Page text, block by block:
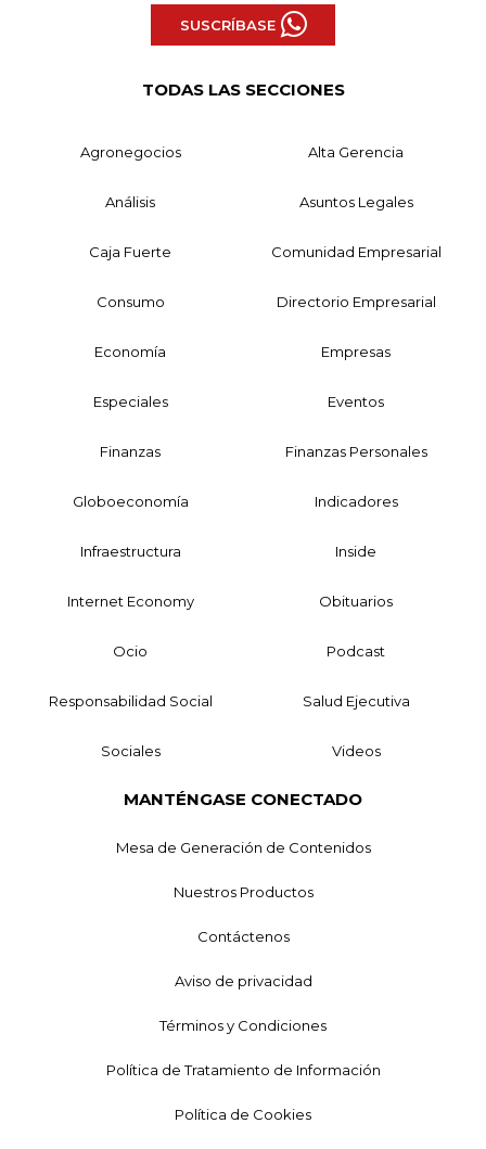
SUSCRÍBASE
TODAS LAS SECCIONES
Agronegocios Alta Gerencia
Análisis Asuntos Legales
Caja Fuerte Comunidad Empresarial
Consumo Directorio Empresarial
Economía Empresas
Especiales Eventos
Finanzas Finanzas Personales
Globoeconomía Indicadores
Infraestructura Inside
Internet Economy Obituarios
Ocio Podcast
Responsabilidad Social Salud Ejecutiva
Sociales Videos
MANTÉNGASE CONECTADO
Mesa de Generación de Contenidos
Nuestros Productos
Contáctenos
Aviso de privacidad
Términos y Condiciones
Política de Tratamiento de Información
Política de Cookies